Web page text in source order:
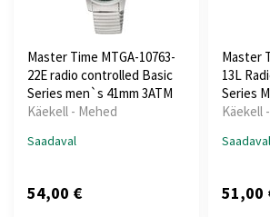
Master Time MTGA-10763-
22E radio controlled Basic
Series men`s 41mm 3ATM
Käekell - Mehed
Saadaval
54,00 €
Master
13L
Series
Käekell
Saadaval
51,00